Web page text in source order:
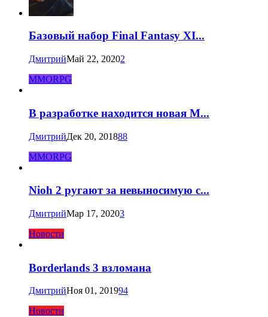
Базовый набор Final Fantasy XI...
ДмитрийМай 22, 20202
MMORPG
В разработке находится новая M...
ДмитрийДек 20, 201888
MMORPG
Nioh 2 ругают за невыносимую с...
ДмитрийМар 17, 20203
Новости
Borderlands 3 взломана
ДмитрийНоя 01, 201994
Новости